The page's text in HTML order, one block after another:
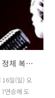
복면가왕 1급특수요원 김종서 페퍼로니 박혜신 정체 복면가왕 팔색조 임정희 204대가왕 결정전 413회
16일(일) 오
연승에 도